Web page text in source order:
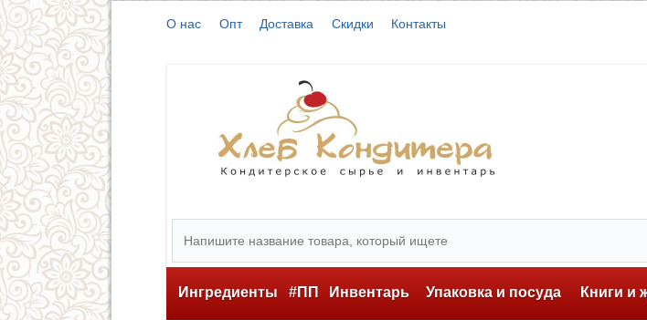
О нас Опт Доставка Скидки Контакты
Ингредиенты #ПП Инвентарь Упаковка и посуда Книги и